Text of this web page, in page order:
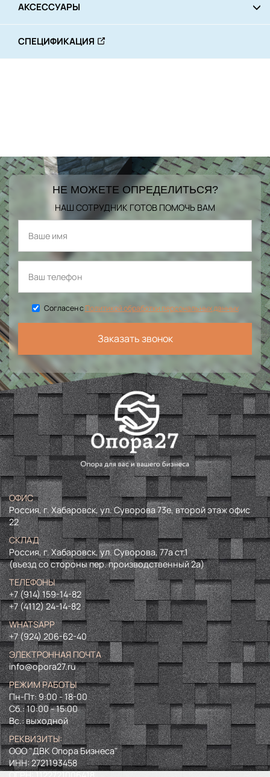
АКСЕССУАРЫ
СПЕЦИФИКАЦИЯ
НЕ МОЖЕТЕ ОПРЕДЕЛИТЬСЯ?
НАШ СОТРУДНИК ГОТОВ ПОМОЧЬ ВАМ
Согласен сПолитикой обработки персональных данных
Заказать звонок
ОФИС
Россия, г. Хабаровск, ул. Суворова 73е, второй этаж офис
22
СКЛАД
Россия, г. Хабаровск, ул. Суворова, 77а ст.1
(въезд со стороны пер. производственный 2а)
ТЕЛЕФОНЫ
+7 (914) 159-14-82
+7 (4112) 24-14-82
WHATSAPP
+7 (924) 206-62-40
ЭЛЕКТРОННАЯ ПОЧТА
info@opora27.ru
РЕЖИМ РАБОТЫ
Пн-Пт: 9:00 - 18-00
Сб.: 10:00 - 15:00
Вс.: выходной
РЕКВИЗИТЫ:
ООО "ДВК Опора Бизнеса"
ИНН:2721193458